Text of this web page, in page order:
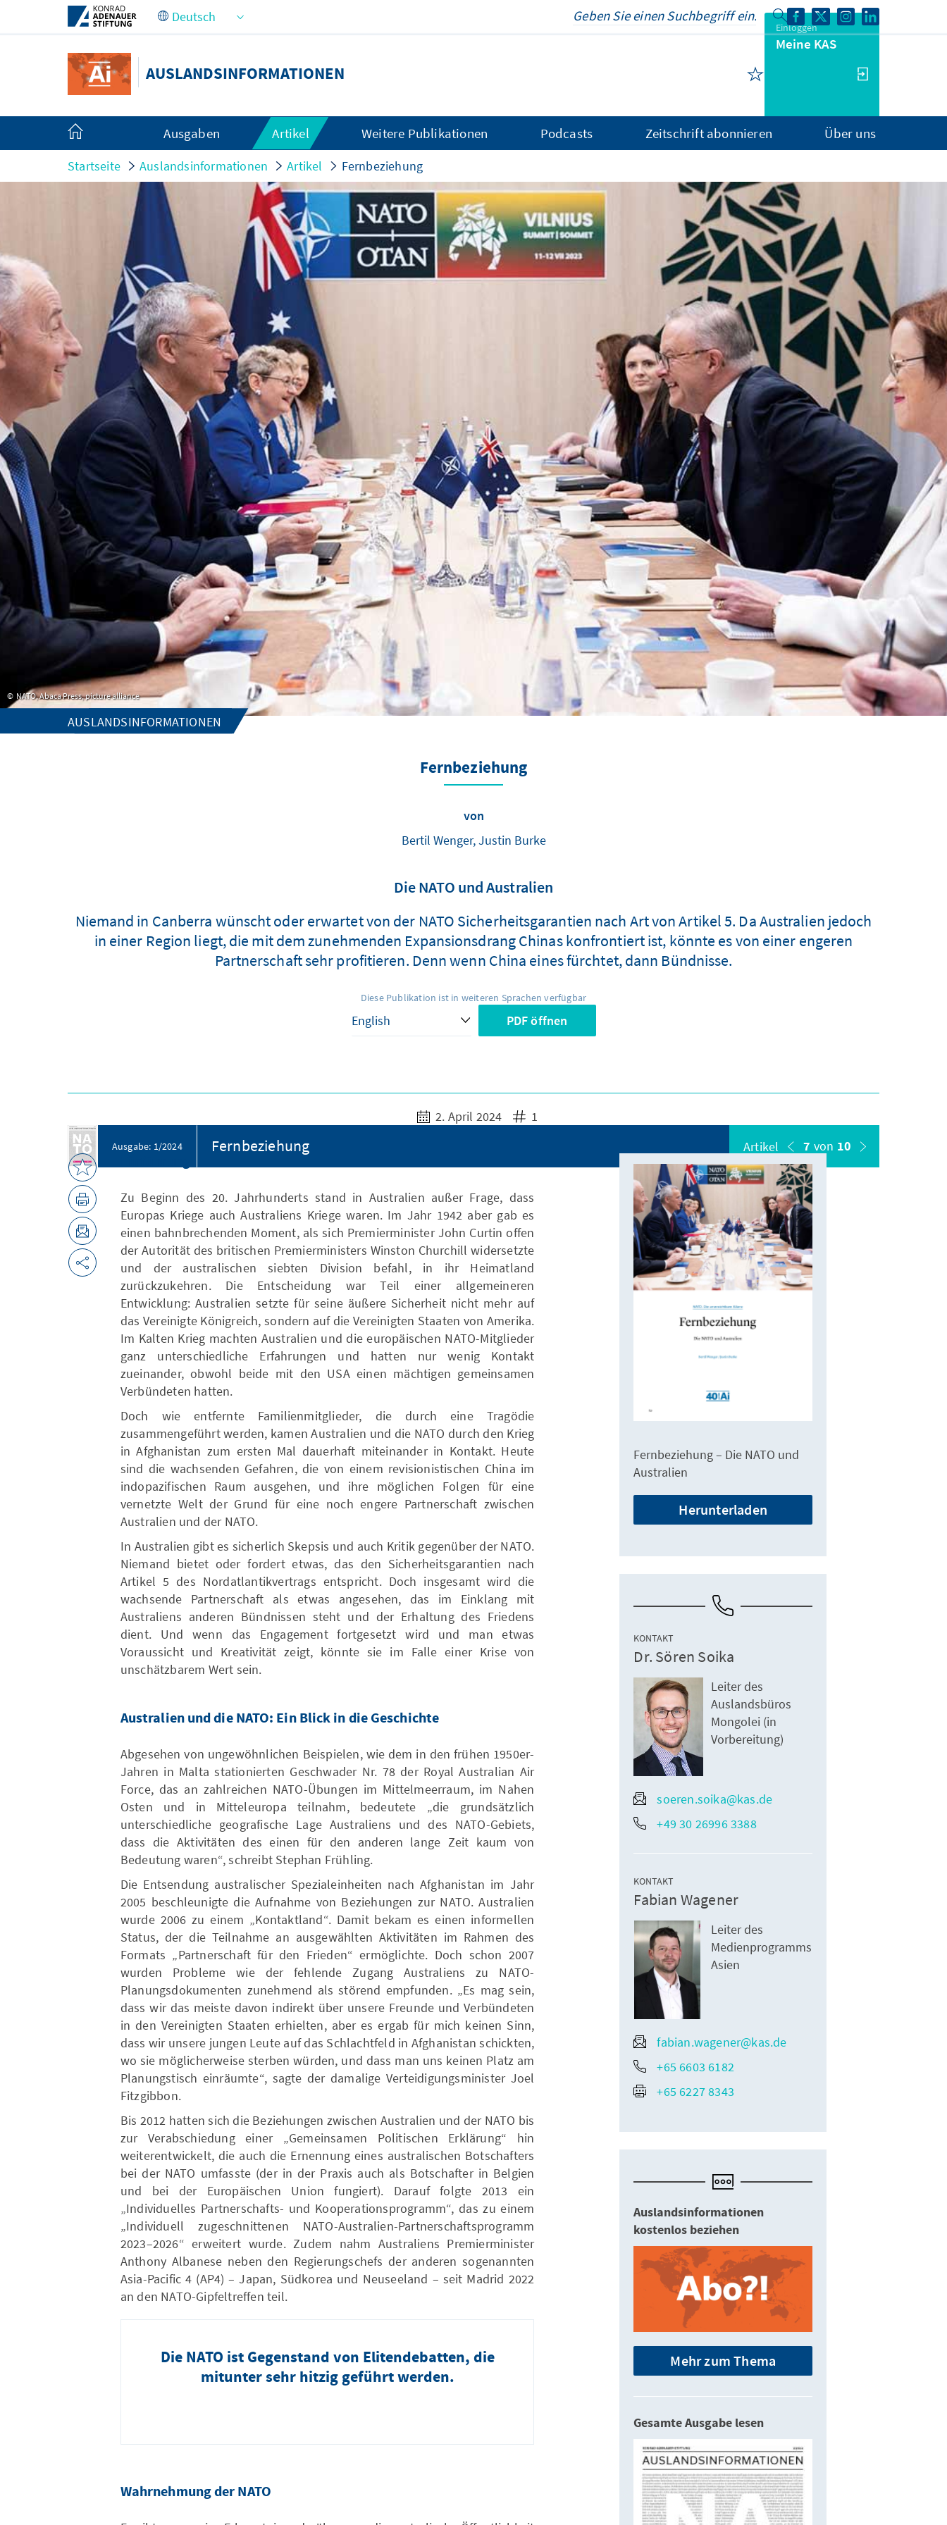
Zum Hauptinhalt springen
AUSLANDSINFORMATIONEN
Einloggen
Meine KAS
Ausgaben Artikel Weitere Publikationen Podcasts Zeitschrift abonnieren Über uns
Startseite Auslandsinformationen Artikel Fernbeziehung
NATO, Abaca Press, picture alliance
AUSLANDSINFORMATIONEN
Fernbeziehung
von
Bertil Wenger, Justin Burke
Die ­NATO und Australien
Niemand in Canberra wünscht oder erwartet von der NATO Sicherheitsgarantien nach Art von Artikel 5. Da Australien jedoch
in einer Region liegt, die mit dem zunehmenden Expansionsdrang Chinas konfrontiert ist, könnte es von einer engeren
Partnerschaft sehr profitieren. Denn wenn China eines fürchtet, dann Bündnisse.
Diese Publikation ist in weiteren Sprachen verfügbar
PDF öffnen
2. April 2024 1
Ausgabe: 1/2024 Fernbeziehung Artikel 7 von 10
Zu Beginn des 20. Jahrhunderts stand in Australien außer Frage, dass
Europas Kriege auch Australiens Kriege waren. Im Jahr 1942 aber gab es
einen bahnbrechenden Moment, als sich Premierminister John Curtin offen
der Autorität des britischen Premierministers Winston Churchill widersetzte
und der australischen siebten Division befahl, in ihr Heimatland
zurückzukehren. Die Entscheidung war Teil einer allgemeineren
Entwicklung: Australien setzte für seine äußere Sicherheit nicht mehr auf
das Vereinigte Königreich, sondern auf die Vereinigten Staaten von Amerika.
Im Kalten Krieg machten Australien und die europäischen NATO-Mitglieder
ganz unterschiedliche Erfahrungen und hatten nur wenig Kontakt
zueinander, obwohl beide mit den USA einen mächtigen gemeinsamen
Verbündeten hatten.
Doch wie entfernte Familienmitglieder, die durch eine Tragödie
zusammengeführt werden, kamen Australien und die NATO durch den Krieg
in Afghanistan zum ersten Mal dauerhaft miteinander in Kontakt. Heute
sind die wachsenden Gefahren, die von einem revisionistischen China im
indopazifischen Raum ausgehen, und ihre möglichen Folgen für eine
vernetzte Welt der Grund für eine noch engere Partnerschaft zwischen
Australien und der NATO.
In Australien gibt es sicherlich Skepsis und auch Kritik gegenüber der NATO.
Niemand bietet oder fordert etwas, das den Sicherheitsgarantien nach
Artikel 5 des Nordatlantikvertrags entspricht. Doch insgesamt wird die
wachsende Partnerschaft als etwas angesehen, das im Einklang mit
Australiens anderen Bündnissen steht und der Erhaltung des Friedens
dient. Und wenn das Engagement fortgesetzt wird und man etwas
Voraussicht und Kreativität zeigt, könnte sie im Falle einer Krise von
unschätzbarem Wert sein.
Australien und die NATO: Ein Blick in die Geschichte
Abgesehen von ungewöhnlichen Beispielen, wie dem in den frühen 1950er-
Jahren in Malta stationierten Geschwader Nr. 78 der Royal Australian Air
Force, das an zahlreichen NATO-Übungen im Mittelmeerraum, im Nahen
Osten und in Mitteleuropa teilnahm, bedeutete „die grundsätzlich
unterschiedliche geografische Lage Australiens und des NATO-Gebiets,
dass die Aktivitäten des einen für den anderen lange Zeit kaum von
Bedeutung waren“, schreibt Stephan Frühling.
Die Entsendung australischer Spezialeinheiten nach Afghanistan im Jahr
2005 beschleunigte die Aufnahme von Beziehungen zur NATO. Australien
wurde 2006 zu einem „Kontaktland“. Damit bekam es einen informellen
Status, der die Teilnahme an ausgewählten Aktivitäten im Rahmen des
Formats „Partnerschaft für den Frieden“ ermöglichte. Doch schon 2007
wurden Probleme wie der fehlende Zugang Australiens zu NATO-
Planungsdokumenten zunehmend als störend empfunden. „Es mag sein,
dass wir das meiste davon indirekt über unsere Freunde und Verbündeten
in den Vereinigten Staaten erhielten, aber es ergab für mich keinen Sinn,
dass wir unsere jungen Leute auf das Schlachtfeld in Afghanistan schickten,
wo sie möglicherweise sterben würden, und dass man uns keinen Platz am
Planungstisch einräumte“, sagte der damalige Verteidigungsminister Joel
Fitzgibbon.
Bis 2012 hatten sich die Beziehungen zwischen Australien und der NATO bis
zur Verabschiedung einer „Gemeinsamen Politischen Erklärung“ hin
weiterentwickelt, die auch die Ernennung eines australischen Botschafters
bei der NATO umfasste (der in der Praxis auch als Botschafter in Belgien
und bei der Europäischen Union fungiert). Darauf folgte 2013 ein
„Individuelles Partnerschafts- und Kooperationsprogramm“, das zu einem
„Individuell zugeschnittenen NATO-Australien-Partnerschaftsprogramm
2023–2026“ erweitert wurde. Zudem nahm Australiens Premierminister
Anthony Albanese neben den Regierungschefs der anderen sogenannten
Asia-Pacific 4 (AP4) – Japan, Südkorea und Neuseeland – seit Madrid 2022
an den NATO-Gipfeltreffen teil.
Die NATO ist Gegenstand von Elitendebatten, die
mitunter sehr hitzig geführt werden.
Wahrnehmung der NATO
Fernbeziehung – Die ­NATO und
Australien
Herunterladen
KONTAKT
Dr. Sören Soika
Leiter des
Auslandsbüros
Mongolei (in
Vorbereitung)
soeren.soika@kas.de
+49 30 26996 3388
KONTAKT
Fabian Wagener
Leiter des
Medienprogramms
Asien
fabian.wagener@kas.de
+65 6603 6182
+65 6227 8343
Auslandsinformationen
kostenlos beziehen
Mehr zum Thema
Gesamte Ausgabe lesen